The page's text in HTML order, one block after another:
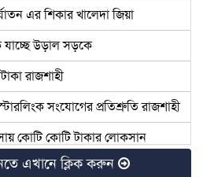
এর শিকার খালেদা জিয়া
যাচ্ছে উড়াল সড়কে
রাজশাহী
সংযোগের প্রতিশ্রুতি রাজশাহী
কোটি কোটি টাকার লোকসান
করতে কী কী উদ্যোগ নিচ্ছে বিসিবি
এখানে ক্লিক করুন